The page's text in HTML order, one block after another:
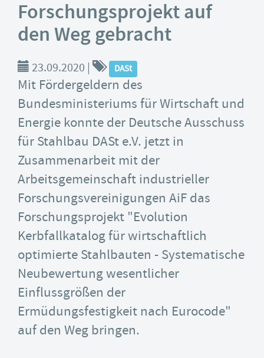
Forschungsprojekt auf
den Weg gebracht
23.09.2020 | DASt
Mit Fördergeldern des
Bundesministeriums für Wirtschaft und
Energie konnte der Deutsche Ausschuss
für Stahlbau DASt e.V. jetzt in
Zusammenarbeit mit der
Arbeitsgemeinschaft industrieller
Forschungsvereinigungen AiF das
Forschungsprojekt "Evolution
Kerbfallkatalog für wirtschaftlich
optimierte Stahlbauten - Systematische
Neubewertung wesentlicher
Einflussgrößen der
Ermüdungsfestigkeit nach Eurocode"
auf den Weg bringen.